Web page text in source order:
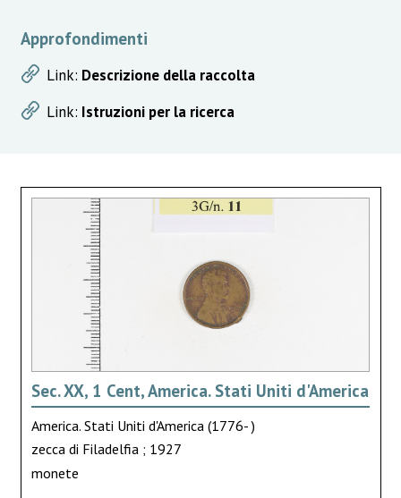
Approfondimenti
Link: Descrizione della raccolta
Link: Istruzioni per la ricerca
Sec. XX, 1 Cent, America. Stati Uniti d'America
America. Stati Uniti d'America (1776- )
zecca di Filadelfia ; 1927
monete